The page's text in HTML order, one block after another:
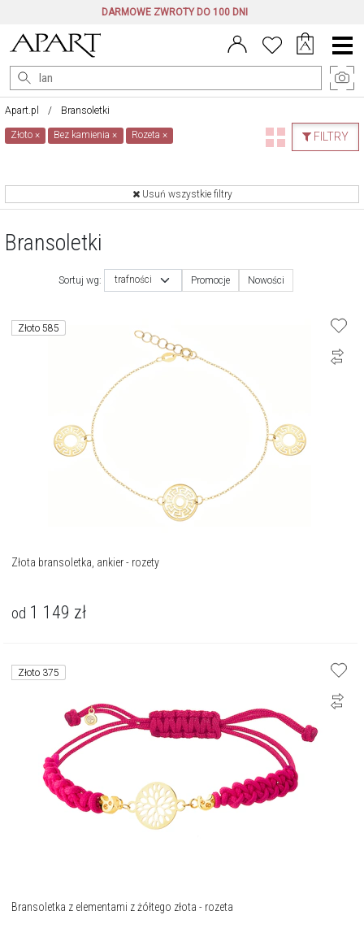
DARMOWE ZWROTY DO 100 DNI
Menu
główne
Apart.pl Bransoletki
FILTRY
Złoto× Bez kamienia× Rozeta ×
Usuń wszystkie filtry
Bransoletki
Sortuj wg: trafności Promocje Nowości
Złoto 585
Złota bransoletka, ankier - rozety
od 1 149 zł
Złoto 375
Bransoletka z elementami z żółtego złota - rozeta